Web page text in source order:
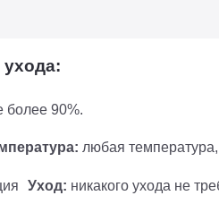
более 90%.
любая
Уход: никакого ухода не